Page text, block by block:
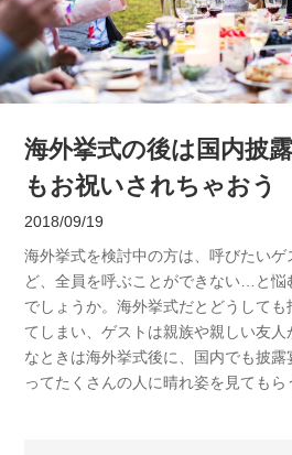
海外挙式の後は国内披
もお祝いされちゃおう
2018/09/19
海外挙式を検討中の方は、呼びたい
ど、全員を呼ぶことができない…と悩
でしょうか。海外挙式だとどうして
てしまい、ゲストは親族や親しい友
なときは海外挙式後に、国内でも披
ってたくさんの人に晴れ姿を見てもら